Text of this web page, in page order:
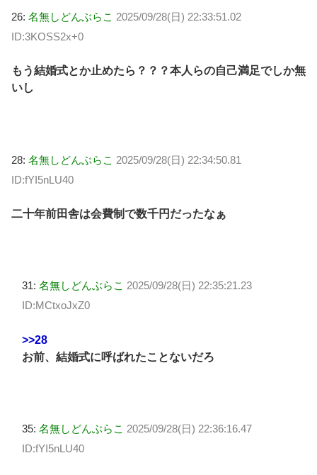
26: 名無しどんぶらこ 2025/09/28(日) 22:33:51.02
ID:3KOSS2x+0
もう結婚式とか止めたら？？？本人らの自己満足でしか無
いし
28: 名無しどんぶらこ 2025/09/28(日) 22:34:50.81
ID:fYI5nLU40
二十年前田舎は会費制で数千円だったなぁ
31: 名無しどんぶらこ 2025/09/28(日) 22:35:21.23
ID:MCtxoJxZ0
>>28
お前、結婚式に呼ばれたことないだろ
35: 名無しどんぶらこ 2025/09/28(日) 22:36:16.47
ID:fYI5nLU40